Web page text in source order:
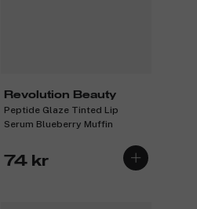
Revolution Beauty
Peptide Glaze Tinted Lip
Serum Blueberry Muffin
74 kr